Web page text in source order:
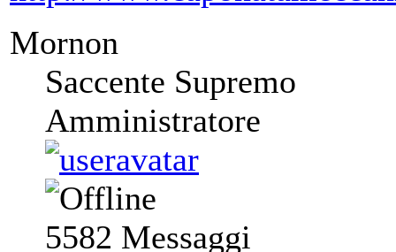
Mornon
Saccente Supremo
Amministratore
5582 Messaggi